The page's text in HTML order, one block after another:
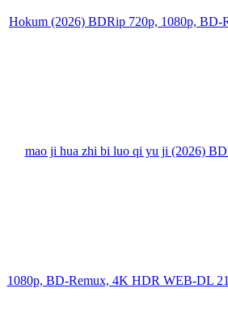
Hokum (2026) BDRip 720p, 1080p, BD-
mao ji hua zhi bi luo qi yu ji (2026)
1080p, BD-Remux, 4K HDR WEB-DL